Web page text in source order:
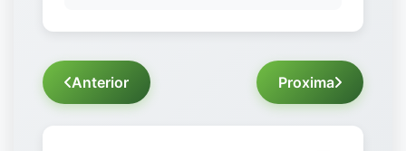
Anterior Proxima